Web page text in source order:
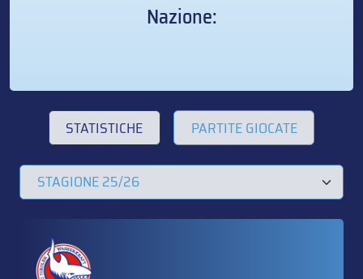
Nazione:
STATISTICHE PARTITE GIOCATE